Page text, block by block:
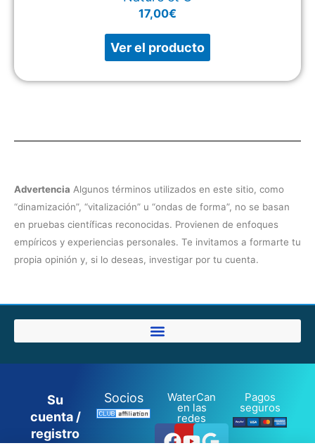
4
17,00€
Ver el producto
Advertencia Algunos términos utilizados en este sitio, como
“dinamización”, “vitalización” u “ondas de forma”, no se basan
en pruebas científicas reconocidas. Provienen de enfoques
empíricos y experiencias personales. Te invitamos a formarte tu
propia opinión y, si lo deseas, investigar por tu cuenta.
Su
cuenta /
registro
Socios WaterCan
en las
redes
Facebook
Youtube
Google
Pagos
seguros